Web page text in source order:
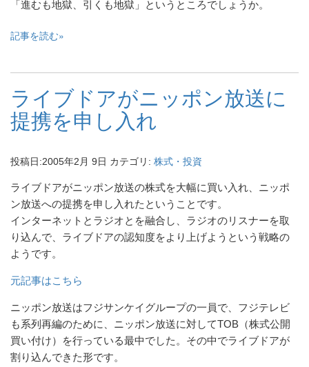
「進むも地獄、引くも地獄」というところでしょうか。
記事を読む
ライブドアがニッポン放送に
提携を申し入れ
投稿日:2005年2月 9日 カテゴリ: 株式・投資
ライブドアがニッポン放送の株式を大幅に買い入れ、ニッポ
ン放送への提携を申し入れたということです。
インターネットとラジオとを融合し、ラジオのリスナーを取
り込んで、ライブドアの認知度をより上げようという戦略の
ようです。
元記事はこちら
ニッポン放送はフジサンケイグループの一員で、フジテレビ
も系列再編のために、ニッポン放送に対してTOB（株式公開
買い付け）を行っている最中でした。その中でライブドアが
割り込んできた形です。